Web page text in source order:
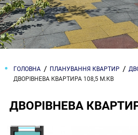
ГОЛОВНА ПЛАНУВАННЯ КВАРТИР
ДВОРІВНЕВА КВАРТИРА 108,5 М.КВ
ДВОРІВНЕВА